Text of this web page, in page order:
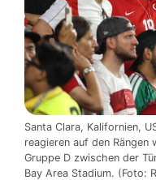
Santa Clara, Kalifornien,
reagieren auf den
Gruppe D zwischen der
Bay Area Stadium. (Foto: